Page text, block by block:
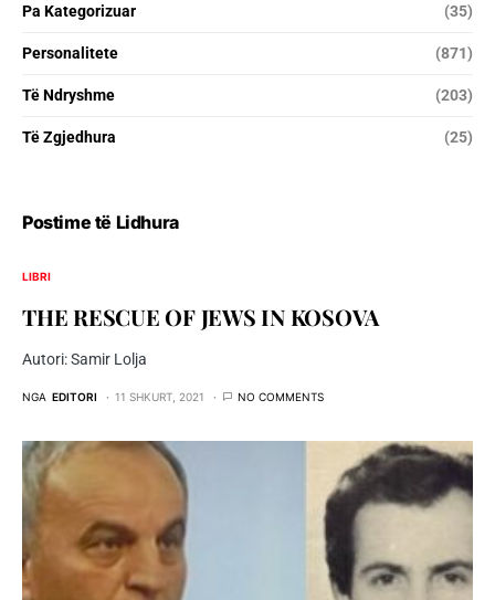
Pa Kategorizuar (35)
Personalitete (871)
Të Ndryshme (203)
Të Zgjedhura (25)
Postime të Lidhura
LIBRI
THE RESCUE OF JEWS IN KOSOVA
Autori: Samir Lolja
NGA EDITORI 11 SHKURT, 2021 NO COMMENTS